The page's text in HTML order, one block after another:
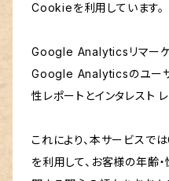
Cookieを利用しています。
Google Analyticsリマーケ
Google Analyticsのユー
性レポートとインタレスト
これにより、本サービス
を利用して、お客様の年齢